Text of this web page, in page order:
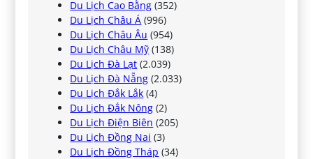
Du Lịch Cao Bằng (352)
Du Lịch Châu Á (996)
Du Lịch Châu Âu (954)
Du Lịch Châu Mỹ (138)
Du Lịch Đà Lạt (2.039)
Du Lịch Đà Nẵng (2.033)
Du Lịch Đắk Lắk (4)
Du Lịch Đắk Nông (2)
Du Lịch Điện Biên (205)
Du Lịch Đồng Nai (3)
Du Lịch Đồng Tháp (34)